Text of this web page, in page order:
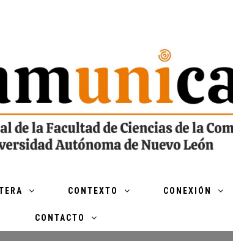
CONTEXTO CONEXIÓN
CONTACTO